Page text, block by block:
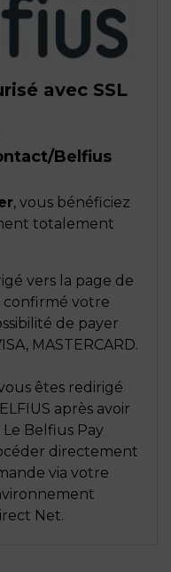
avec SSL
Belfius
, vous bénéficiez
totalement
vers la page de
confirmé votre
de payer
MASTERCARD.
êtes redirigé
après avoir
Le Belfius Pay
directement
via votre
Net.